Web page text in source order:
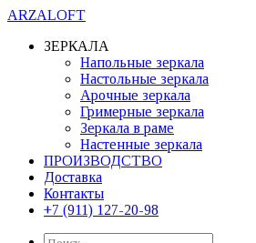
ARZALOFT
ЗЕРКАЛА
Напольные зеркала
Настольные зеркала
Арочные зеркала
Гримерные зеркала
Зеркала в раме
Настенные зеркала
ПРОИЗВОДСТВО
Доставка
Контакты
+7 (911) 127-20-98